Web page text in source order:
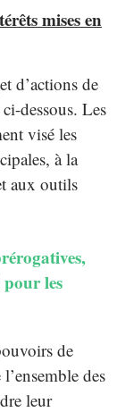
mises en
d’actions de
dessous. Les
visé les
à la
aux outils
les
de
des
leur